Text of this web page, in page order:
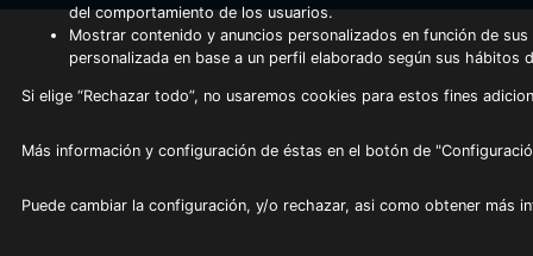
del comportamiento de los usuarios.
Mostrar contenido y anuncios personalizados en función de
personalizada en base a un perfil elaborado según sus hábitos
Si elige “Rechazar todo”, no usaremos cookies para estos fines
Más información y configuración de éstas en el botón de
Puede cambiar la configuración, y/o rechazar, asi como obtener más